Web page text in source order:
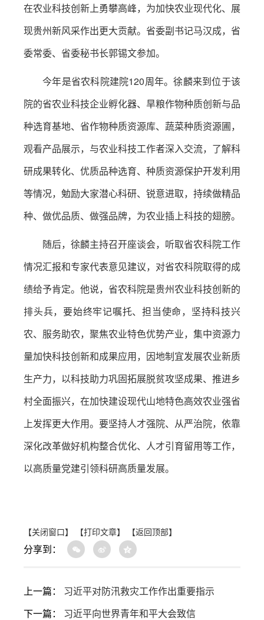
在农业科技创新上勇攀高峰，为加快农业现代化、展
现贵州新风采作出更大贡献。省委副书记马汉成，省
委常委、省委秘书长郭锡文参加。
今年是省农科院建院120周年。徐麟来到位于该
院的省农业科技企业孵化器、旱粮作物种质创新与品
种选育基地、省作物种质资源库、蔬菜种质资源圃，
观看产品展示，与农业科技工作者深入交流，了解科
研成果转化、优质品种选育、种质资源保护开发利用
等情况，勉励大家潜心科研、锐意进取，持续做精品
种、做优品质、做强品牌，为农业插上科技的翅膀。
随后，徐麟主持召开座谈会，听取省农科院工作
情况汇报和专家代表意见建议，对省农科院取得的成
绩给予肯定。他说，省农科院是贵州农业科技创新的
排头兵，要始终牢记嘱托、担当使命，坚持科技兴
农、服务助农，聚焦农业特色优势产业，集中资源力
量加快科技创新和成果应用，因地制宜发展农业新质
生产力，以科技助力巩固拓展脱贫攻坚成果、推进乡
村全面振兴，在加快建设现代山地特色高效农业强省
上发挥更大作用。要坚持人才强院、从严治院，依靠
深化改革做好机构整合优化、人才引育留用等工作，
以高质量党建引领科研高质量发展。
【关闭窗口】 【打印文章】 【返回顶部】
分享到：
上一篇： 习近平对防汛救灾工作作出重要指示
下一篇： 习近平向世界青年和平大会致信